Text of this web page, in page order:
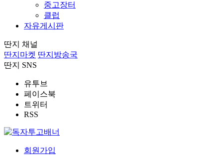
중고장터
클럽
자유게시판
딴지 채널
딴지마켓 딴지방송국
딴지 SNS
유투브
페이스북
트위터
RSS
회원가입